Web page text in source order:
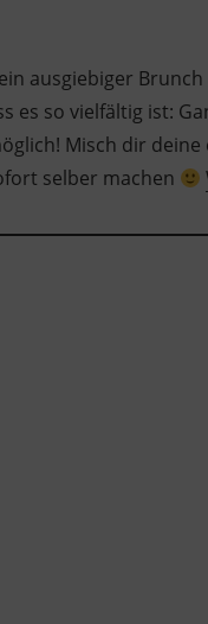
ausgiebiger
es so vielfältig ist:
Misch dir
selber machen